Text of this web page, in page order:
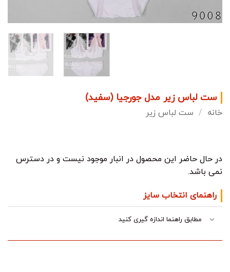
ست لباس زیر مدل جورجیا (سفید)
خانه / ست لباس زیر
در حال حاضر این محصول در انبار موجود نیست و در دسترس
نمی باشد.
راهنمای انتخاب سایز
مطابق راهنما اندازه گیری کنید